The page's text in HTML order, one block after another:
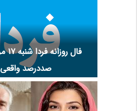
صددرصد واقعی